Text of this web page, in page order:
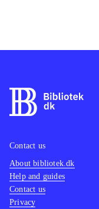
Contact us
About bibliotek.dk
Help and guides
Contact us
Privacy